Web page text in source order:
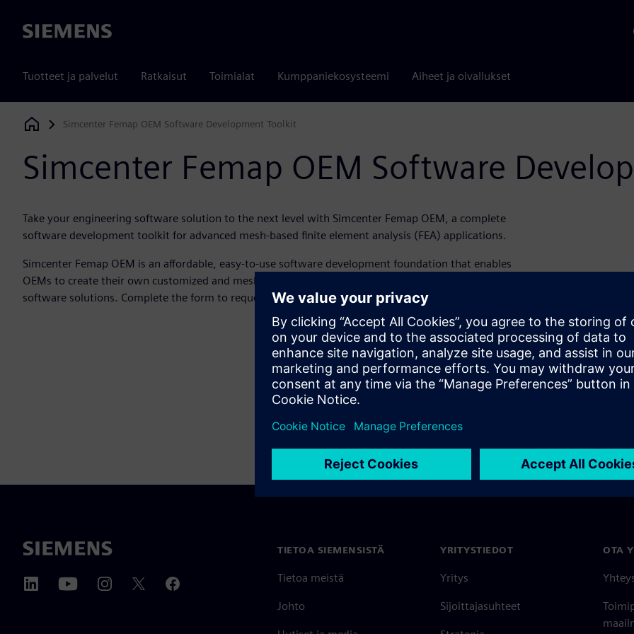
Siemens
Tuotteet ja palvelut Ratkaisut Toimialat Kumppaniekosysteemi Aiheet ja oivallukset
Siemens Digital Industries Software
Simcenter Femap OEM Software Development Toolkit
Simcenter Femap OEM Software
Take your engineering software solution to the next level with Simcenter Femap OEM, a complete
software development toolkit for advanced mesh-based finite element analysis (FEA) applications.
Simcenter Femap OEM is an affordable, easy-to-use software development foundation that enables
OEMs to create their own customized and mesh-based engineering finite element analysis (FEA)
software solutions. Complete the form to request more information.
TIETOA SIEMENSISTÄ
Tietoa meistä
Johto
YRITYSTIEDOT
Yritys
Sijoittajasuhteet
OTA